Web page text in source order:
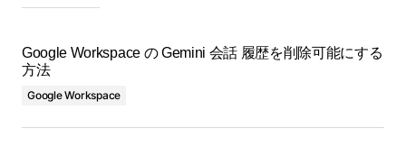
Google Workspace の Gemini 会話 履歴を削除可能にする
方法
Google Workspace